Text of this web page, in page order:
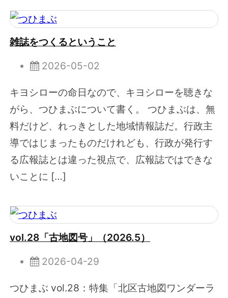
雑誌をつくるということ
2026-05-02
キヨシローの命日なので、キヨシローを聴きな
がら、つひまぶについて書く。 つひまぶは、無
料だけど、れっきとした地域情報誌だ。行政主
導ではじまったものだけれども、行政が発行す
る広報誌とは違った視点で、広報誌ではできな
いことに […]
vol.28「古地図号」（2026.5）
2026-04-29
つひまぶ vol.28：特集「北区古地図ワンダーラ